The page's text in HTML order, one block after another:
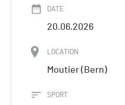
DATE
20.06.2026
LOCATION
Moutier (Bern)
SPORT